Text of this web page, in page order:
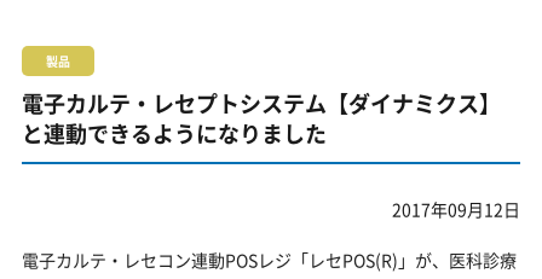
製品
電子カルテ・レセプトシステム【ダイナミクス】
と連動できるようになりました
2017年09月12日
電子カルテ・レセコン連動POSレジ「レセPOS(R)」が、医科診療